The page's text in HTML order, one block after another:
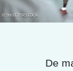
© SHUTTERSTOCK
De